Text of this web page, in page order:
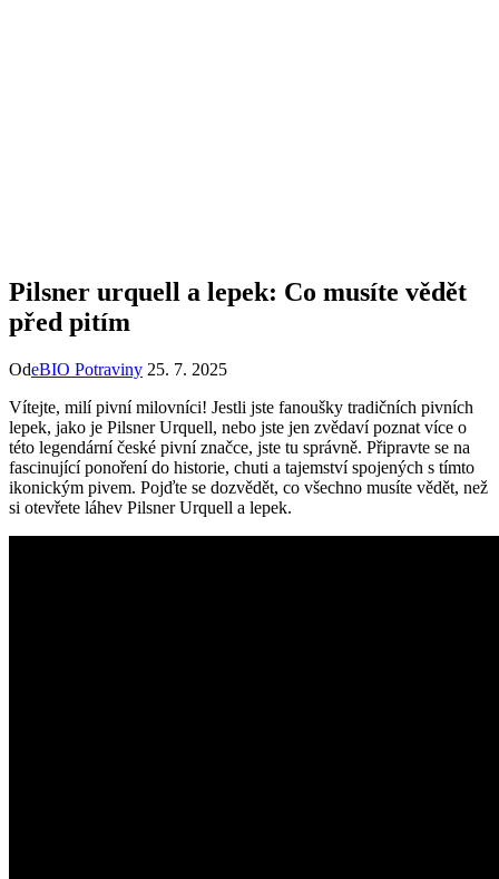
Pilsner urquell a lepek: Co musíte vědět
před pitím
OdeBIO Potraviny 25. 7. 2025
Vítejte, milí pivní milovníci! Jestli jste fanoušky tradičních pivních
lepek, jako je Pilsner Urquell, nebo jste jen zvědaví poznat více o
této legendární české pivní značce, jste tu správně. Připravte se na
fascinující ponoření do historie, chuti a tajemství spojených s tímto
ikonickým pivem. Pojďte se dozvědět, co všechno musíte vědět, než
si otevřete láhev Pilsner Urquell a lepek.